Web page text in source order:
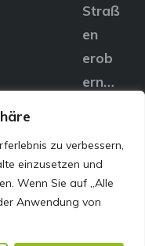
zu verbessern,
einzusetzen und
Wenn Sie auf „Alle
Anwendung von
Straß
en
erob
ern…